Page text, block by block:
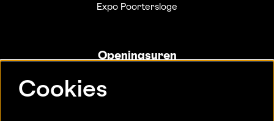
Expo Poortersloge
Openingsuren
Sint-Jakobsstraat 20
Cookies